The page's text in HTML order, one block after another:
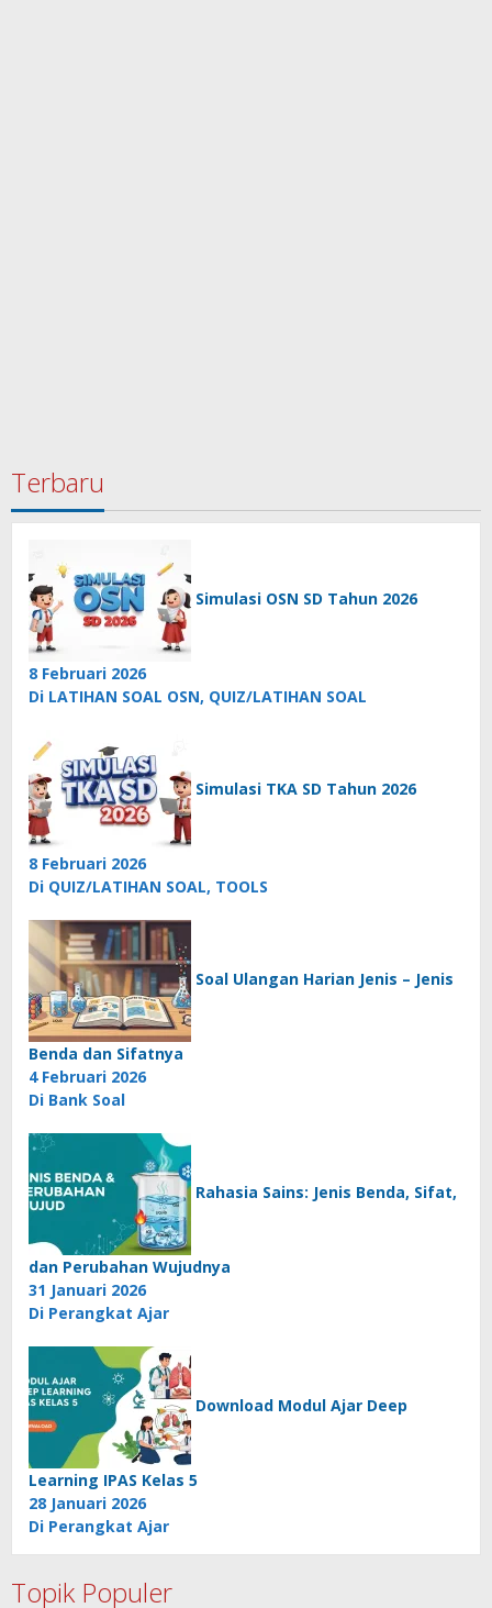
Terbaru
Simulasi OSN SD Tahun 2026
8 Februari 2026
Di LATIHAN SOAL OSN, QUIZ/LATIHAN SOAL
Simulasi TKA SD Tahun 2026
8 Februari 2026
Di QUIZ/LATIHAN SOAL, TOOLS
Soal Ulangan Harian Jenis – Jenis
Benda dan Sifatnya
4 Februari 2026
Di Bank Soal
Rahasia Sains: Jenis Benda, Sifat,
dan Perubahan Wujudnya
31 Januari 2026
Di Perangkat Ajar
Download Modul Ajar Deep
Learning IPAS Kelas 5
28 Januari 2026
Di Perangkat Ajar
Topik Populer